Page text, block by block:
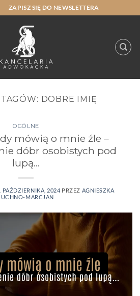
ZAPISZ SIĘ DO NEWSLETTERA
DOBRE IMIĘ
OGÓLNE
mówią o mnie źle –
dóbr osobistych pod
lupą…
PAŹDZIERNIKA, 2024 PRZEZ AGNIESZKA
MARCJAN